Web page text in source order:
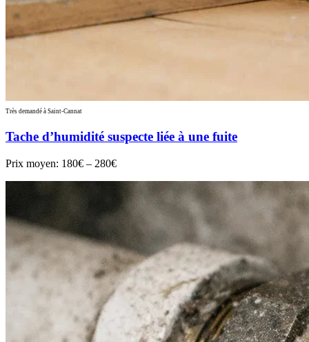
Très demandé à Saint-Cannat
Tache d’humidité suspecte liée à une fuite
Prix moyen: 180€ – 280€